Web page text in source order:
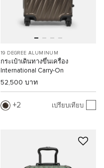
19 DEGREE ALUMINUM
กระเป๋าเดินทางขึ้นเครื่อง
International Carry-On
52,500 บาท
2 เปรียบเทียบ